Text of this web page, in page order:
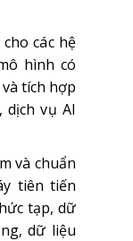
các hệ
hình có
tích hợp
dịch vụ AI
và chuẩn
tiên tiến
tạp, dữ
dữ liệu